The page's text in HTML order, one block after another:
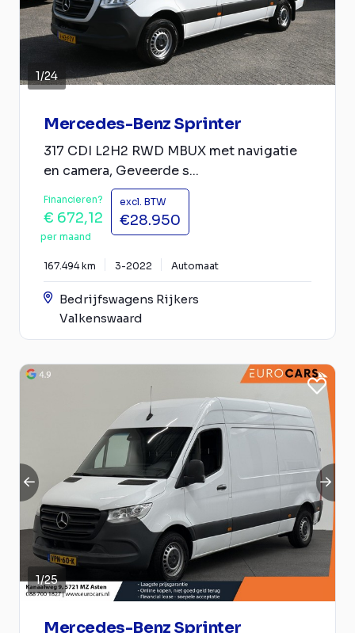
1/24
Mercedes-Benz Sprinter
317 CDI L2H2 RWD MBUX met navigatie
en camera, Geveerde s...
Financieren?
€ 672,12
per maand
excl. BTW
€28.950
167.494 km 3-2022 Automaat
Bedrijfswagens Rijkers
Valkenswaard
1/25
Mercedes-Benz Sprinter